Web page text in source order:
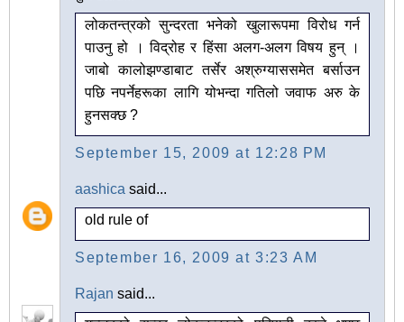
लोकतन्त्रको सुन्दरता भनेको खुलारूपमा विरोध गर्न
पाउनु हो । विद्रोह र हिंसा अलग-अलग विषय हुन् ।
जाबो कालोझण्डाबाट तर्सेर अश्रुग्याससमेत बर्साउन
पछि नपर्नेहरूका लागि योभन्दा गतिलो जवाफ अरु के
हुनसक्छ ?
September 15, 2009 at 12:28 PM
aashica said...
old rule of
September 16, 2009 at 3:23 AM
Rajan said...